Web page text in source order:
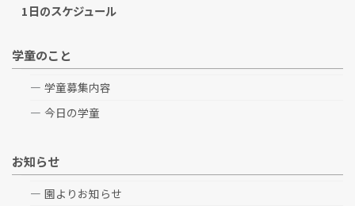
1日のスケジュール
学童のこと
学童募集内容
今日の学童
お知らせ
園よりお知らせ